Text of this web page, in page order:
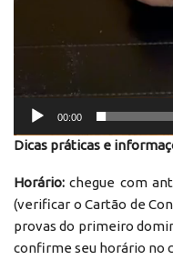
00:00
Dicas práticas e
Horário: chegue com
(verificar o Cartão de
provas do primeiro
confirme seu horário no